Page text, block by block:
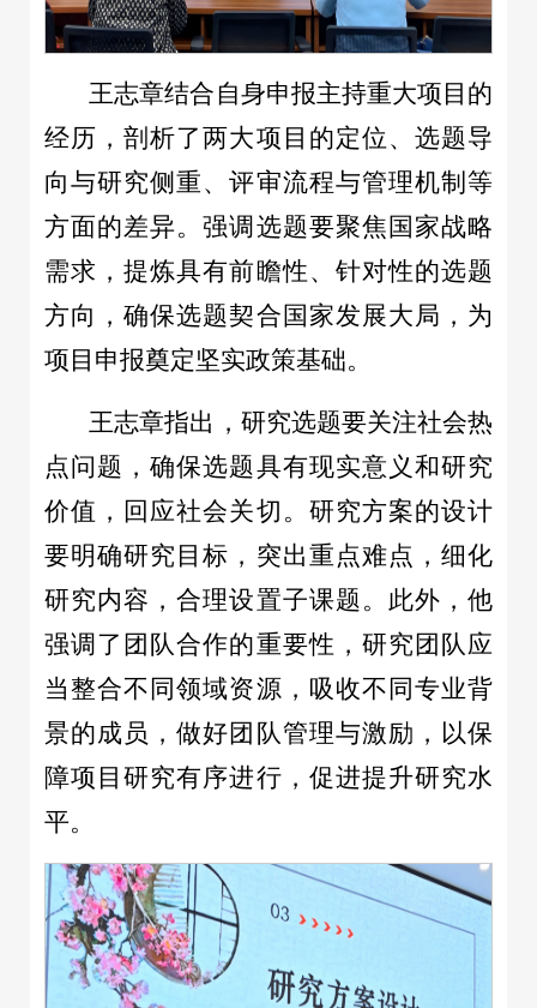
王志章结合自身申报主持重大项目的
经历，剖析了两大项目的定位、选题导
向与研究侧重、评审流程与管理机制等
方面的差异。强调选题要聚焦国家战略
需求，提炼具有前瞻性、针对性的选题
方向，确保选题契合国家发展大局，为
项目申报奠定坚实政策基础。
王志章指出，研究选题要关注社会热
点问题，确保选题具有现实意义和研究
价值，回应社会关切。研究方案的设计
要明确研究目标，突出重点难点，细化
研究内容，合理设置子课题。此外，他
强调了团队合作的重要性，研究团队应
当整合不同领域资源，吸收不同专业背
景的成员，做好团队管理与激励，以保
障项目研究有序进行，促进提升研究水
平。